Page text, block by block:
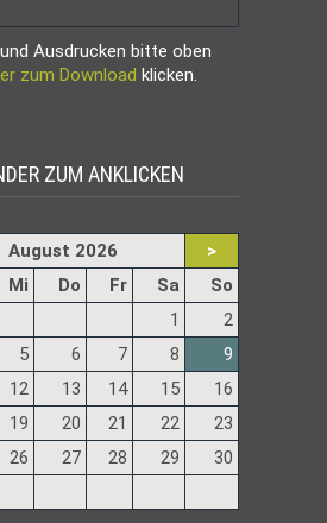
Ausdrucken bitte oben
zum Download klicken.
ZUM ANKLICKEN
August 2026
>
Mi ttwoch
Do nnerstag
FreitagSa mstag
So
1
2
5 6 7 8
9
12 13 14 15
16
19 20 21 22
23
26 27 28 29
30